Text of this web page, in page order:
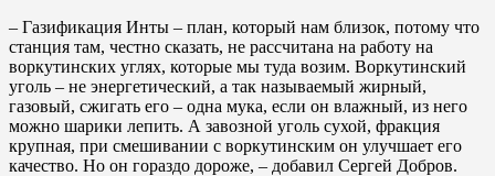
– Газификация Инты – план, который нам близок, потому что
станция там, честно сказать, не рассчитана на работу на
воркутинских углях, которые мы туда возим. Воркутинский
уголь – не энергетический, а так называемый жирный,
газовый, сжигать его – одна мука, если он влажный, из него
можно шарики лепить. А завозной уголь сухой, фракция
крупная, при смешивании с воркутинским он улучшает его
качество. Но он гораздо дороже, – добавил Сергей Добров.